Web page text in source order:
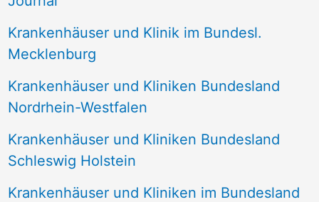
c
:
Krankenhäuser und Klinik im Bundesl.
Mecklenburg
Krankenhäuser und Kliniken Bundesland
Nordrhein-Westfalen
Krankenhäuser und Kliniken Bundesland
Schleswig Holstein
Krankenhäuser und Kliniken im Bundesland